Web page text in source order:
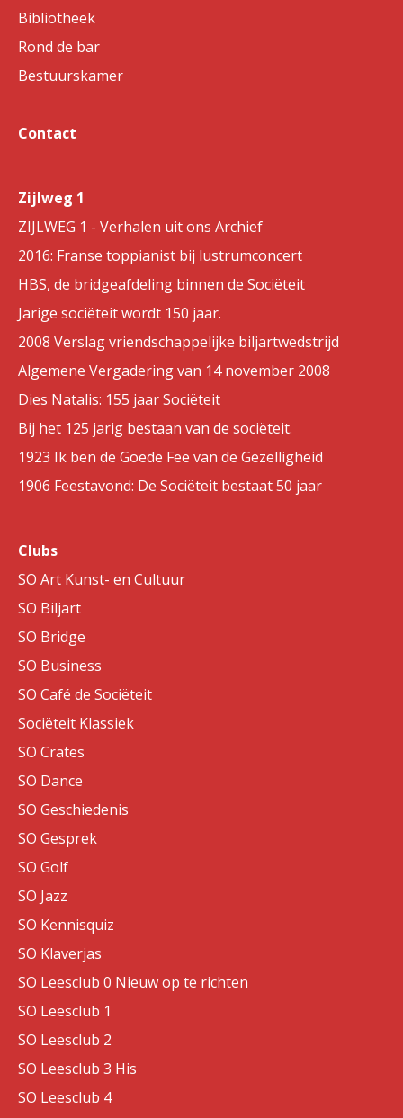
Bibliotheek
Rond de bar
Bestuurskamer
Contact
Zijlweg 1
ZIJLWEG 1 - Verhalen uit ons Archief
2016: Franse toppianist bij lustrumconcert
HBS, de bridgeafdeling binnen de Sociëteit
Jarige sociëteit wordt 150 jaar.
2008 Verslag vriendschappelijke biljartwedstrijd
Algemene Vergadering van 14 november 2008
Dies Natalis: 155 jaar Sociëteit
Bij het 125 jarig bestaan van de sociëteit.
1923 Ik ben de Goede Fee van de Gezelligheid
1906 Feestavond: De Sociëteit bestaat 50 jaar
Clubs
SO Art Kunst- en Cultuur
SO Biljart
SO Bridge
SO Business
SO Café de Sociëteit
Sociëteit Klassiek
SO Crates
SO Dance
SO Geschiedenis
SO Gesprek
SO Golf
SO Jazz
SO Kennisquiz
SO Klaverjas
SO Leesclub 0 Nieuw op te richten
SO Leesclub 1
SO Leesclub 2
SO Leesclub 3 His
SO Leesclub 4